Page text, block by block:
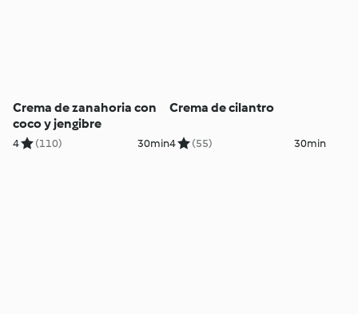
Crema de zanahoria con
coco y jengibre
4 (110) 30min
Crema de cilantro
4 (55) 30min